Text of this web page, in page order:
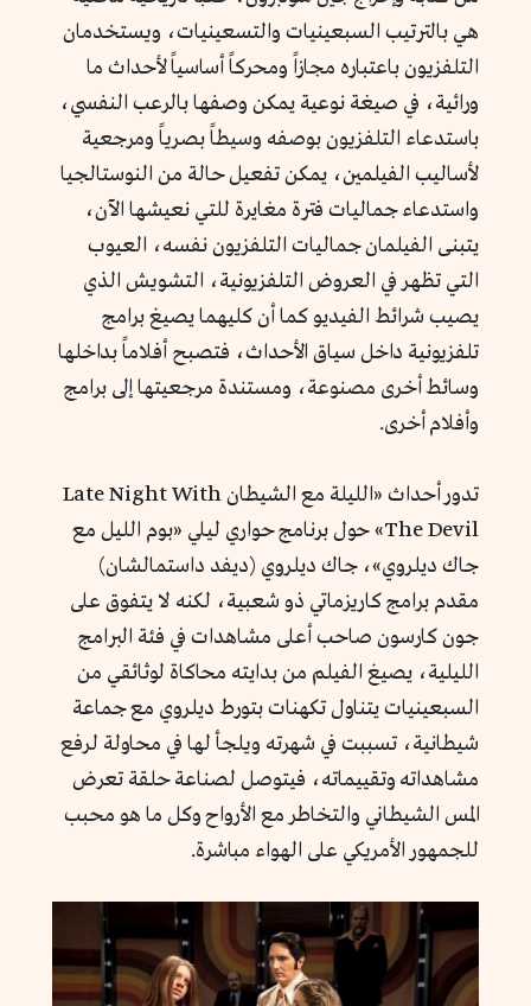
هي بالترتيب السبعينيات والتسعينيات، ويستخدمان
التلفزيون باعتباره مجازاً ومحركاً أساسياً لأحداث ما
ورائية، في صيغة نوعية يمكن وصفها بالرعب النفسي،
باستدعاء التلفزيون بوصفه وسيطاً بصرياً ومرجعية
لأساليب الفيلمين، يمكن تفعيل حالة من النوستالجيا
واستدعاء جماليات فترة مغايرة للتي نعيشها الآن،
يتبنى الفيلمان جماليات التلفزيون نفسه، العيوب
التي تظهر في العروض التلفزيونية، التشويش الذي
يصيب شرائط الفيديو كما أن كليهما يصيغ برامج
تلفزيونية داخل سياق الأحداث، فتصبح أفلاماً بداخلها
وسائط أخرى مصنوعة، ومستندة مرجعيتها إلى برامج
وأفلام أخرى.
تدور أحداث «الليلة مع الشيطان Late Night With
The Devil» حول برنامج حواري ليلي «بوم الليل مع
جاك ديلروي»، جاك ديلروي (ديفد داستمالشان)
مقدم برامج كاريزماتي ذو شعبية، لكنه لا يتفوق على
جون كارسون صاحب أعلى مشاهدات في فئة البرامج
الليلية، يصيغ الفيلم من بدايته محاكاة لوثائقي من
السبعينيات يتناول تكهنات بتورط ديلروي مع جماعة
شيطانية، تسببت في شهرته ويلجأ لها في محاولة لرفع
مشاهداته وتقييماته، فيتوصل لصناعة حلقة تعرض
المس الشيطاني والتخاطر مع الأرواح وكل ما هو محبب
للجمهور الأمريكي على الهواء مباشرة.